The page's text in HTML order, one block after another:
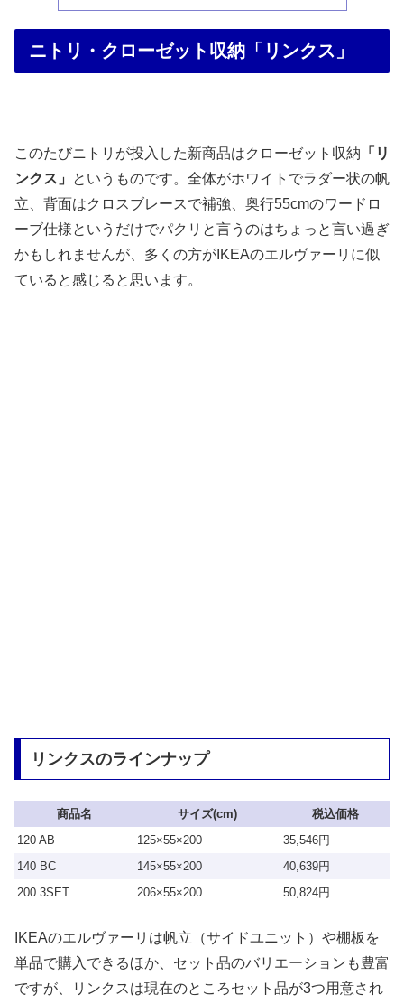
ニトリ・クローゼット収納「リンクス」
このたびニトリが投入した新商品はクローゼット収納 「リ
ンクス」
というものです。全体がホワイトでラダー状の帆
立、背面はクロスブレースで補強、奥行55cmのワードロ
ーブ仕様というだけでパクリと言うのはちょっと言い過ぎ
かもしれませんが、多くの方がIKEAのエルヴァーリに似
ていると感じると思います。
リンクスのラインナップ
商品名 サイズ(cm)
税込価格
120 AB
125×55×200
35,546円
140 BC
145×55×200
40,639円
200 3SET
206×55×200 50,824円
IKEAのエルヴァーリは帆立（サイドユニット）や棚板を
単品で購入できるほか、セット品のバリエーションも豊富
ですが、リンクスは現在のところセット品が3つ用意され